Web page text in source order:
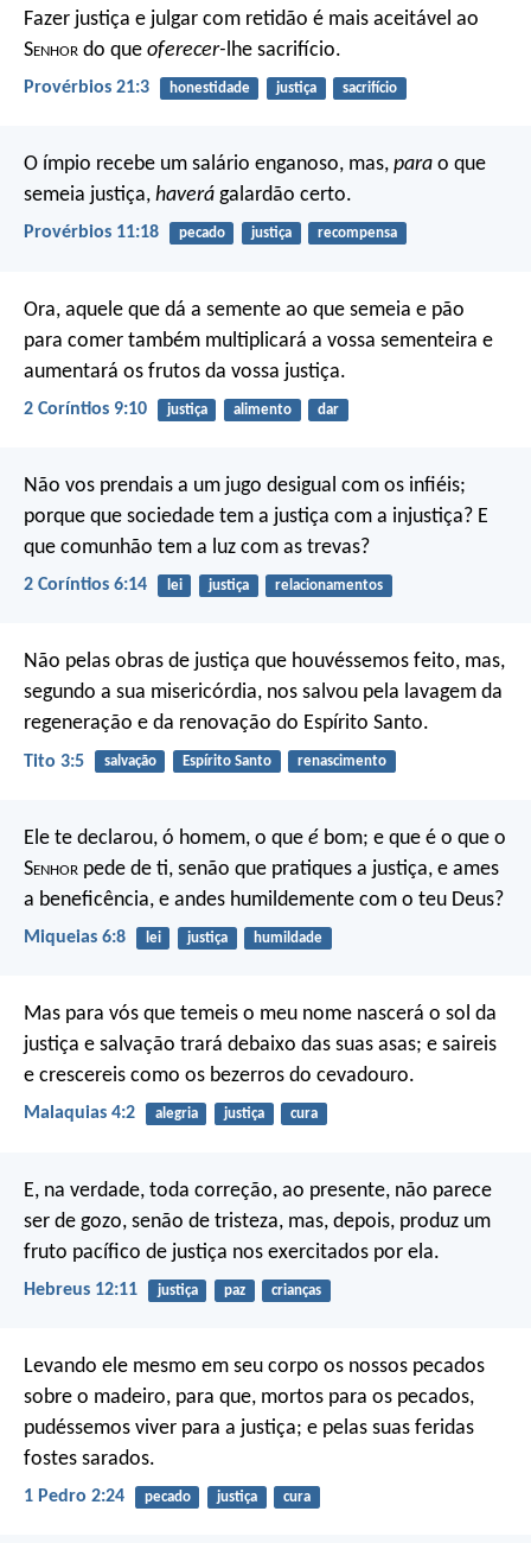
Fazer justiça e julgar com retidão é mais aceitável ao
Senhor do que oferecer-lhe sacrifício.
Provérbios 21:3 honestidade justiça sacrifício
O ímpio recebe um salário enganoso, mas, para o que
semeia justiça, haverá galardão certo.
Provérbios 11:18 pecado justiça recompensa
Ora, aquele que dá a semente ao que semeia e pão
para comer também multiplicará a vossa sementeira e
aumentará os frutos da vossa justiça.
2 Coríntios 9:10 justiça alimento dar
Não vos prendais a um jugo desigual com os infiéis;
porque que sociedade tem a justiça com a injustiça? E
que comunhão tem a luz com as trevas?
2 Coríntios 6:14 lei justiça relacionamentos
Não pelas obras de justiça que houvéssemos feito, mas,
segundo a sua misericórdia, nos salvou pela lavagem da
regeneração e da renovação do Espírito Santo.
Tito 3:5 salvação Espírito Santo renascimento
Ele te declarou, ó homem, o que é bom; e que é o que o
Senhor pede de ti, senão que pratiques a justiça, e ames
a beneficência, e andes humildemente com o teu Deus?
Miqueias 6:8 lei justiça humildade
Mas para vós que temeis o meu nome nascerá o sol da
justiça e salvação trará debaixo das suas asas; e saireis
e crescereis como os bezerros do cevadouro.
Malaquias 4:2 alegria justiça cura
E, na verdade, toda correção, ao presente, não parece
ser de gozo, senão de tristeza, mas, depois, produz um
fruto pacífico de justiça nos exercitados por ela.
Hebreus 12:11 justiça paz crianças
Levando ele mesmo em seu corpo os nossos pecados
sobre o madeiro, para que, mortos para os pecados,
pudéssemos viver para a justiça; e pelas suas feridas
fostes sarados.
1 Pedro 2:24 pecado justiça cura